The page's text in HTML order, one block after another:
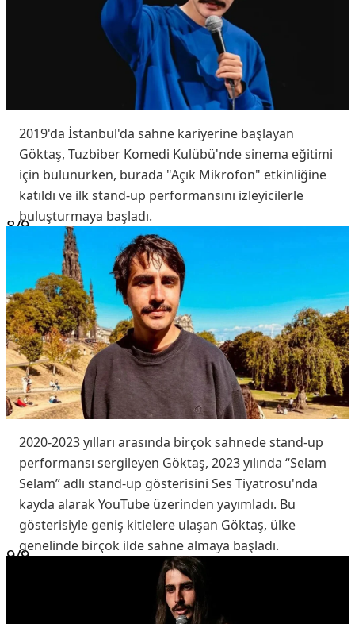
2019'da İstanbul'da sahne kariyerine başlayan
Göktaş, Tuzbiber Komedi Kulübü'nde sinema eğitimi
için bulunurken, burada "Açık Mikrofon" etkinliğine
katıldı ve ilk stand-up performansını izleyicilerle
buluşturmaya başladı.
8/9
2020-2023 yılları arasında birçok sahnede stand-up
performansı sergileyen Göktaş, 2023 yılında “Selam
Selam” adlı stand-up gösterisini Ses Tiyatrosu'nda
kayda alarak YouTube üzerinden yayımladı. Bu
gösterisiyle geniş kitlelere ulaşan Göktaş, ülke
genelinde birçok ilde sahne almaya başladı.
9/9